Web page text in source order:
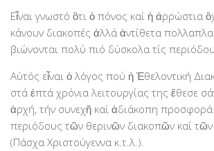
Καταστατικό
Ισολογισμοί-Απολογισμοί
Βραβεύσεις
Εθελοντές
Γίνε εθελοντής
Εἶναι γνωστό ὂτι ὁ πόνος καί ἡ ἀρρώστια
κάνουν διακοπές ἀλλά ἀντίθετα
βιώνονται πολύ πιό δύσκολα τίς
Αύτός εἶναι ὁ λόγος πού ἡ Ἐθελοντική
στά ἑπτά χρόνια λειτουργίας της ἒθεσε
ἀρχή, τήν συνεχῆ καί ἀδιάκοπη προσφορά
περιόδους τῶν θερινῶν διακοπῶν καί
(Πάσχα Χριστούγεννα κ.τ.λ.).